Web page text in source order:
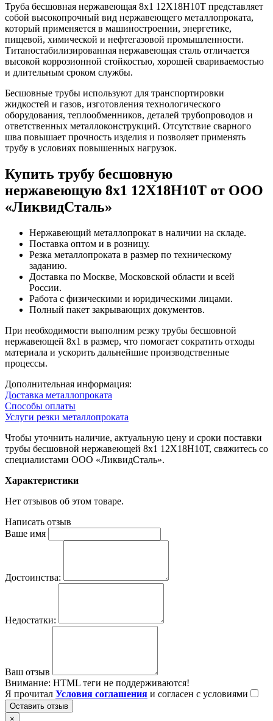
Труба бесшовная нержавеющая 8х1 12Х18Н10Т представляет
собой высокопрочный вид нержавеющего металлопроката,
который применяется в машиностроении, энергетике,
пищевой, химической и нефтегазовой промышленности.
Титаностабилизированная нержавеющая сталь отличается
высокой коррозионной стойкостью, хорошей свариваемостью
и длительным сроком службы.
Бесшовные трубы используют для транспортировки
жидкостей и газов, изготовления технологического
оборудования, теплообменников, деталей трубопроводов и
ответственных металлоконструкций. Отсутствие сварного
шва повышает прочность изделия и позволяет применять
трубу в условиях повышенных нагрузок.
Купить трубу бесшовную
нержавеющую 8х1 12Х18Н10Т от ООО
«ЛиквидСталь»
Нержавеющий металлопрокат в наличии на складе.
Поставка оптом и в розницу.
Резка металлопроката в размер по техническому
заданию.
Доставка по Москве, Московской области и всей
России.
Работа с физическими и юридическими лицами.
Полный пакет закрывающих документов.
При необходимости выполним резку трубы бесшовной
нержавеющей 8х1 в размер, что помогает сократить отходы
материала и ускорить дальнейшие производственные
процессы.
Дополнительная информация:
Доставка металлопроката
Способы оплаты
Услуги резки металлопроката
Чтобы уточнить наличие, актуальную цену и сроки поставки
трубы бесшовной нержавеющей 8х1 12Х18Н10Т, свяжитесь со
специалистами ООО «ЛиквидСталь».
Характеристики
Нет отзывов об этом товаре.
Написать отзыв
Ваше имя
Достоинства:
Недостатки:
Ваш отзыв
Внимание: HTML теги не поддерживаются!
Я прочитал Условия соглашения и согласен с условиями
Оставить отзыв
×